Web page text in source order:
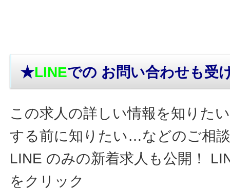
★LINEでの お問い合わせも受
この求人の詳しい情報を知りた
する前に知りたい…などのご相
LINE のみの新着求人も公開！
をクリック